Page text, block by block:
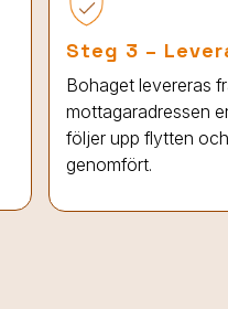
Steg 3 –
Bohaget levereras
mottagaradressen
följer upp flytten
genomfört.